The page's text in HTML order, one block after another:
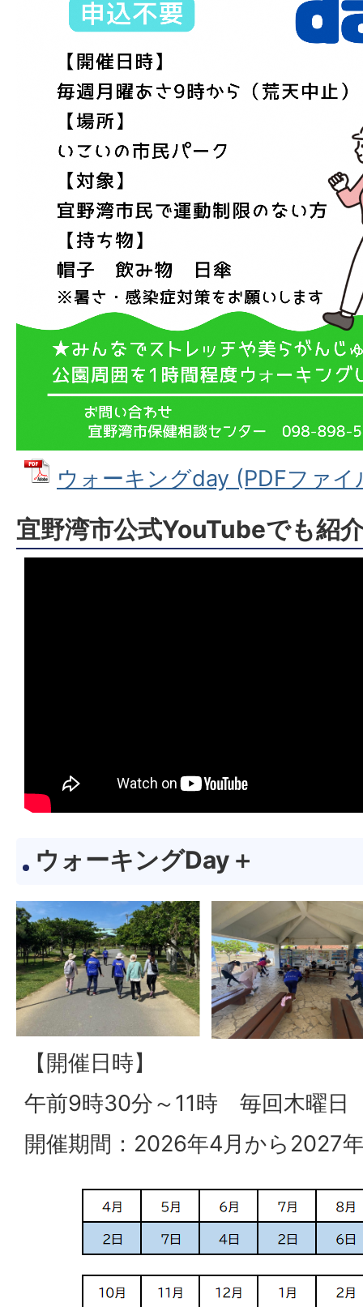
ウォーキングday (PDFファイ
宜野湾市公式YouTubeでも紹
ウォーキングDay＋
【開催日時】
午前9時30分～11時 毎回木曜日
開催期間：2026年4月から2027